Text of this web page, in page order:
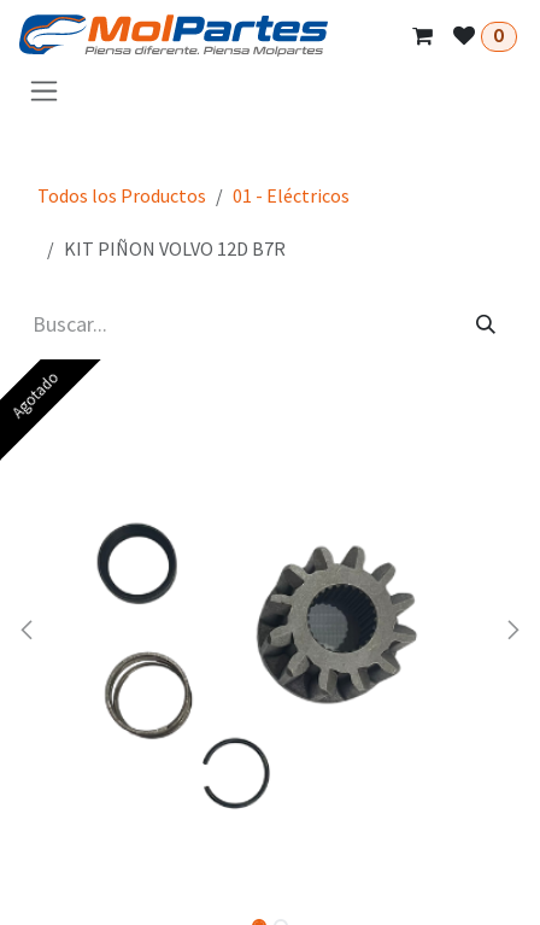
Ir al contenido
0
Todos los Productos 01 - Eléctricos
KIT PIÑON VOLVO 12D B7R
Agotado
Agotado